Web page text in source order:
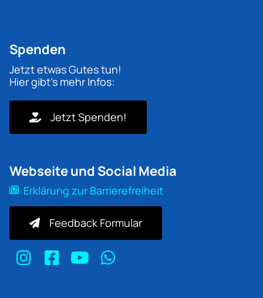
Spenden
Jetzt etwas Gutes tun!
Hier gibt's mehr Infos:
Jetzt Spenden!
Webseite und Social Media
Erklärung zur Barrierefreiheit
Feedback Formular